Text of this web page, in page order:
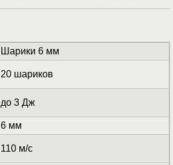
Шарики 6 мм
20 шариков
до 3 Дж
6 мм
110 м/с